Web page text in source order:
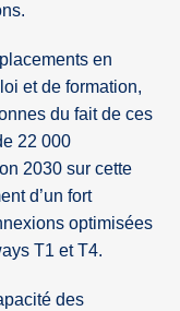
en
et de formation,
du fait de ces
22 000
2030 sur cette
d’un fort
optimisées
T1 et T4.
des